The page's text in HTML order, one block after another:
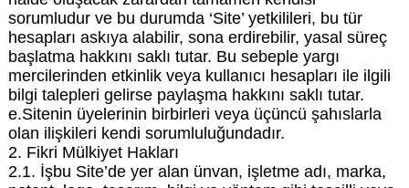
sorumludur ve bu durumda ‘Site’ yetkilileri, bu tür
hesapları askıya alabilir, sona erdirebilir, yasal süreç
başlatma hakkını saklı tutar. Bu sebeple yargı
mercilerinden etkinlik veya kullanıcı hesapları ile ilgili
bilgi talepleri gelirse paylaşma hakkını saklı tutar.
e.Sitenin üyelerinin birbirleri veya üçüncü şahıslarla
olan ilişkileri kendi sorumluluğundadır.
2. Fikri Mülkiyet Hakları
2.1. İşbu Site’de yer alan ünvan, işletme adı, marka,